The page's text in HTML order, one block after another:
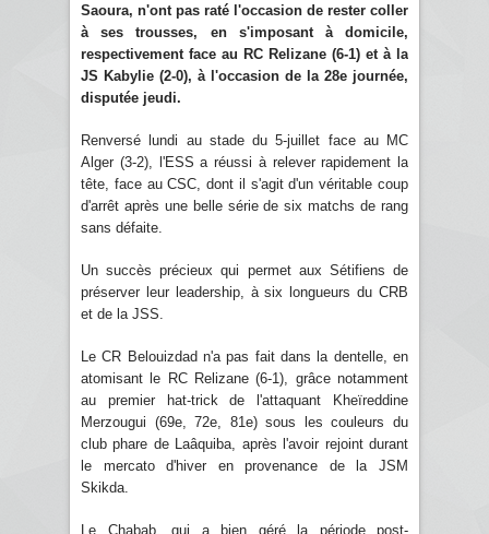
Saoura, n'ont pas raté l'occasion de rester coller
à ses trousses, en s'imposant à domicile,
respectivement face au RC Relizane (6-1) et à la
JS Kabylie (2-0), à l'occasion de la 28e journée,
disputée jeudi.
Renversé lundi au stade du 5-juillet face au MC
Alger (3-2), l'ESS a réussi à relever rapidement la
tête, face au CSC, dont il s'agit d'un véritable coup
d'arrêt après une belle série de six matchs de rang
sans défaite.
Un succès précieux qui permet aux Sétifiens de
préserver leur leadership, à six longueurs du CRB
et de la JSS.
Le CR Belouizdad n'a pas fait dans la dentelle, en
atomisant le RC Relizane (6-1), grâce notamment
au premier hat-trick de l'attaquant Kheïreddine
Merzougui (69e, 72e, 81e) sous les couleurs du
club phare de Laâquiba, après l'avoir rejoint durant
le mercato d'hiver en provenance de la JSM
Skikda.
Le Chabab, qui a bien géré la période post-